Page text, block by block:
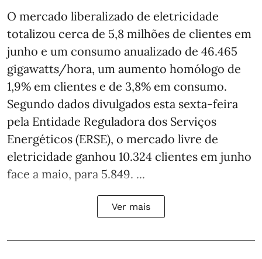
O mercado liberalizado de eletricidade
totalizou cerca de 5,8 milhões de clientes em
junho e um consumo anualizado de 46.465
gigawatts/hora, um aumento homólogo de
1,9% em clientes e de 3,8% em consumo.
Segundo dados divulgados esta sexta-feira
pela Entidade Reguladora dos Serviços
Energéticos (ERSE), o mercado livre de
eletricidade ganhou 10.324 clientes em junho
face a maio, para 5.849. ...
Ver mais